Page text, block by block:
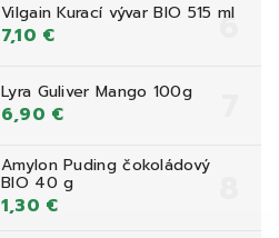
Vilgain Kurací vývar BIO 515 ml
7,10 €
Lyra Guliver Mango 100g
6,90 €
Amylon Puding čokoládový
BIO 40 g
1,30 €